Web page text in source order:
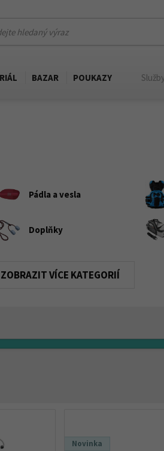
BAZAR POUKAZY
Pádla a vesla
Doplňky
KATEGORIÍ
Novinka